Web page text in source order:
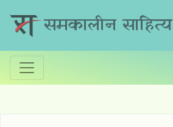
समकालीन साहित्य